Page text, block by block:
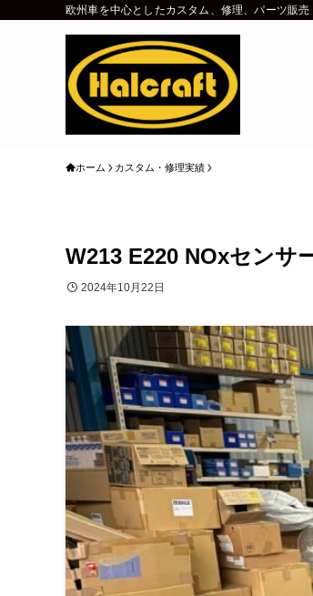
欧州車を中心としたカスタム、修理、パーツ販売
ホーム カスタム・修理実績
W213 E220 NOxセンサ
2024年10月22日